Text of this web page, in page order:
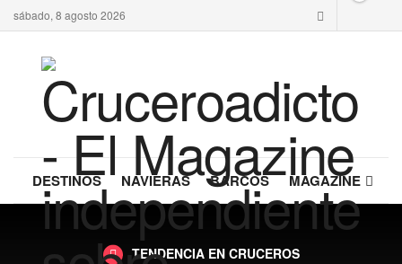
sábado, 8 agosto 2026
DESTINOS NAVIERAS BARCOS MAGAZINE
TENDENCIA EN CRUCEROS